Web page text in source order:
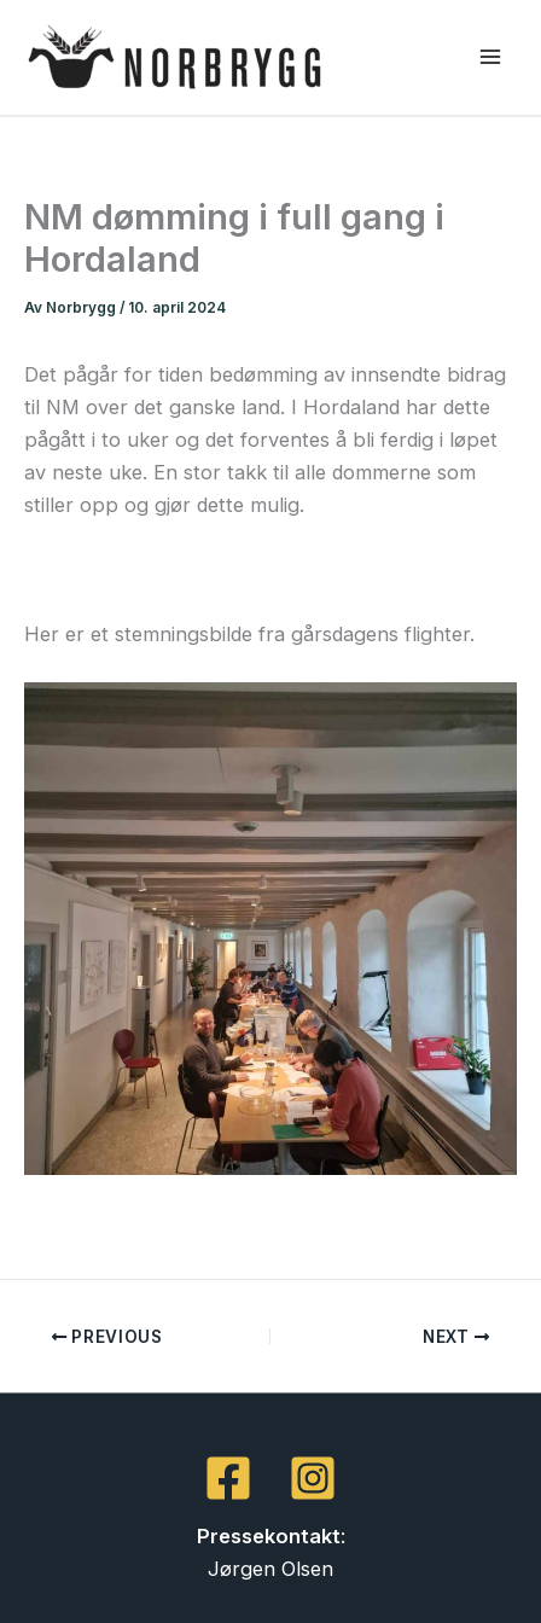
rett
NM dømming i full gang i
Hordaland
Av Norbrygg / 10. april 2024
Det pågår for tiden bedømming av innsendte bidrag
til NM over det ganske land. I Hordaland har dette
pågått i to uker og det forventes å bli ferdig i løpet
av neste uke. En stor takk til alle dommerne som
stiller opp og gjør dette mulig.
Her er et stemningsbilde fra gårsdagens flighter.
PREVIOUS NEXT
Pressekontakt:
Jørgen Olsen